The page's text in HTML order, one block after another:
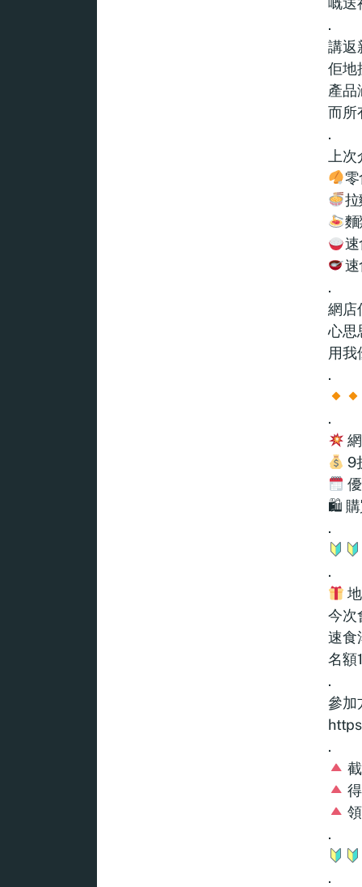
.
講返
佢地
產品
而所
.
上
.
網店
心思
用我
.
.
9
🛍 購
.
.
今次
速食
名額
.
參加
.
.
.